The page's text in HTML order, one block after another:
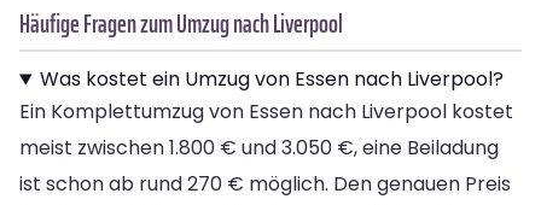
Häufige Fragen zum Umzug nach Liverpool
Was kostet ein Umzug von Essen nach Liverpool?
Ein Komplettumzug von Essen nach Liverpool kostet
meist zwischen 1.800 € und 3.050 €, eine Beiladung
ist schon ab rund 270 € möglich. Den genauen Preis